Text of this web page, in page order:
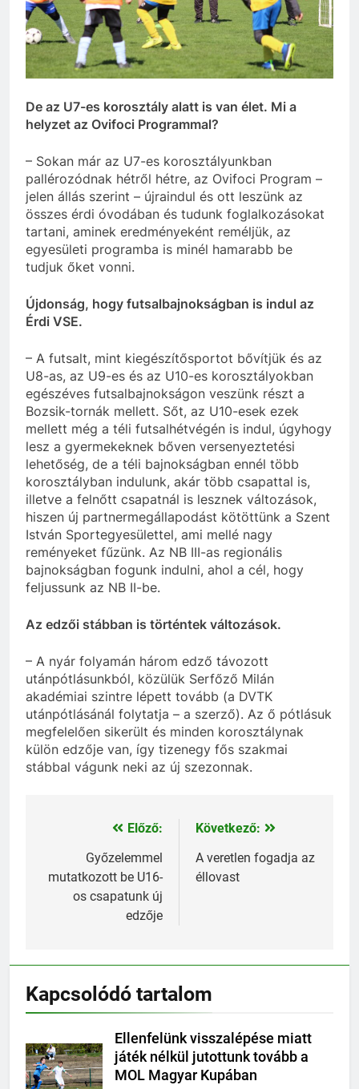
De az U7-es korosztály alatt is van élet. Mi a
helyzet az Ovifoci Programmal?
– Sokan már az U7-es korosztályunkban
pallérozódnak hétről hétre, az Ovifoci Program –
jelen állás szerint – újraindul és ott leszünk az
összes érdi óvodában és tudunk foglalkozásokat
tartani, aminek eredményeként reméljük, az
egyesületi programba is minél hamarabb be
tudjuk őket vonni.
Újdonság, hogy futsalbajnokságban is indul az
Érdi VSE.
– A futsalt, mint kiegészítősportot bővítjük és az
U8-as, az U9-es és az U10-es korosztályokban
egészéves futsalbajnokságon veszünk részt a
Bozsik-tornák mellett. Sőt, az U10-esek ezek
mellett még a téli futsalhétvégén is indul, úgyhogy
lesz a gyermekeknek bőven versenyeztetési
lehetőség, de a téli bajnokságban ennél több
korosztályban indulunk, akár több csapattal is,
illetve a felnőtt csapatnál is lesznek változások,
hiszen új partnermegállapodást kötöttünk a Szent
István Sportegyesülettel, ami mellé nagy
reményeket fűzünk. Az NB III-as regionális
bajnokságban fogunk indulni, ahol a cél, hogy
feljussunk az NB II-be.
Az edzői stábban is történtek változások.
– A nyár folyamán három edző távozott
utánpótlásunkból, közülük Serfőző Milán
akadémiai szintre lépett tovább (a DVTK
utánpótlásánál folytatja – a szerző). Az ő pótlásuk
megfelelően sikerült és minden korosztálynak
külön edzője van, így tizenegy fős szakmai
stábbal vágunk neki az új szezonnak.
Bejegyzés
navigáció
Előző:
Győzelemmel
mutatkozott be U16-
os csapatunk új
edzője
Következő:
A veretlen fogadja az
éllovast
Kapcsolódó tartalom
Ellenfelünk visszalépése miatt
játék nélkül jutottunk tovább a
MOL Magyar Kupában